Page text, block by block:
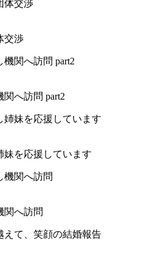
交渉
へ訪問 part2
妹を応援しています
関へ訪問